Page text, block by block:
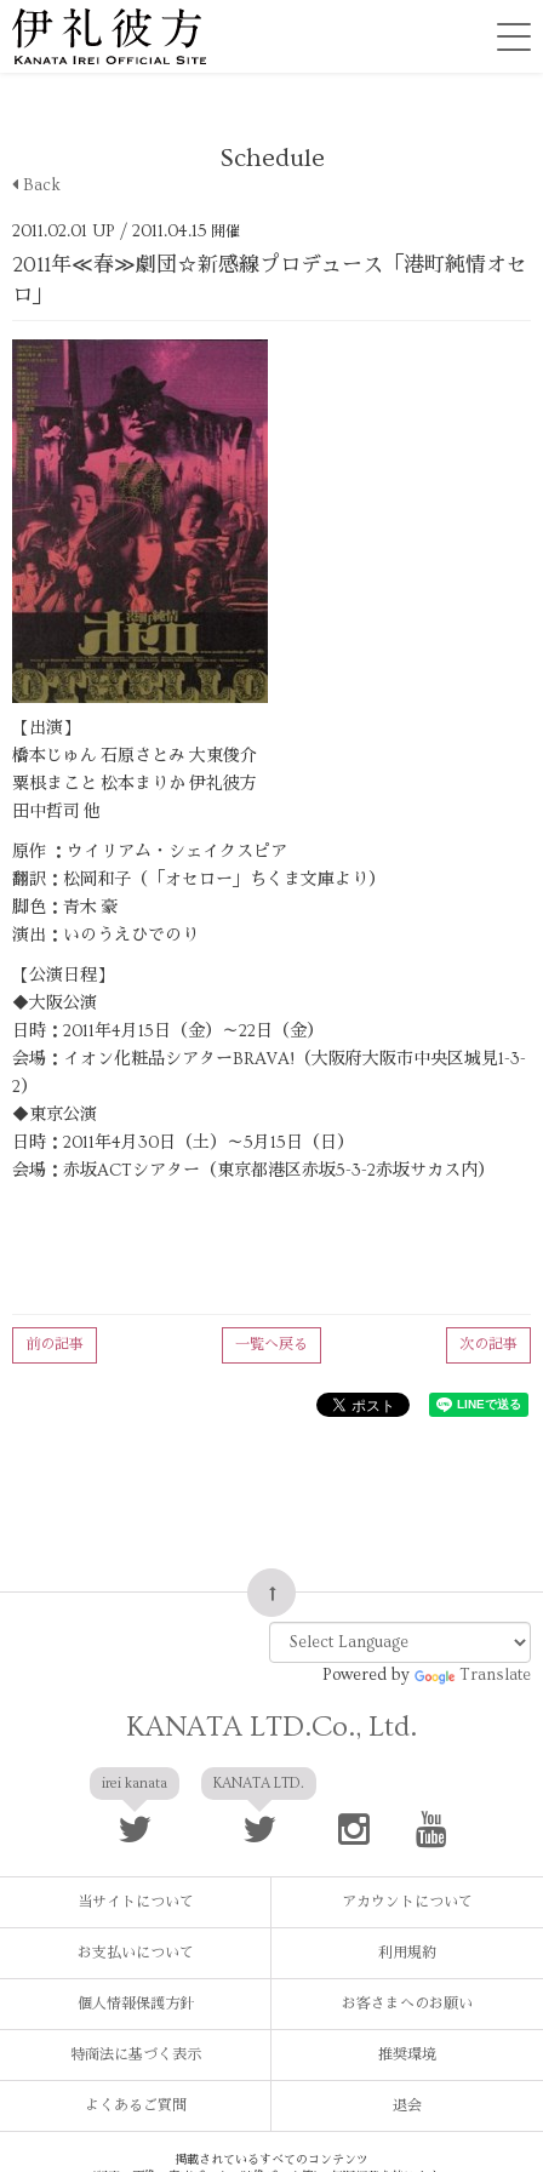
Schedule
Back
2011.02.01 UP / 2011.04.15 開催
2011年≪春≫劇団☆新感線プロデュース「港町純情オセ
ロ」
【出演】
橋本じゅん 石原さとみ 大東俊介
粟根まこと 松本まりか 伊礼彼方
田中哲司 他
原作 ：ウイリアム・シェイクスピア
翻訳：松岡和子（「オセロー」ちくま文庫より）
脚色：青木 豪
演出：いのうえひでのり
【公演日程】
◆大阪公演
日時：2011年4月15日（金）～22日（金）
会場：イオン化粧品シアターBRAVA!（大阪府大阪市中央区城見1-3-
2）
◆東京公演
日時：2011年4月30日（土）～5月15日（日）
会場：赤坂ACTシアター（東京都港区赤坂5-3-2赤坂サカス内）
次の記事
一覧へ戻る
前の記事
Powered by Translate
KANATA LTD.Co., Ltd.
irei kanata KANATA LTD.
当サイトについて アカウントについて
お支払いについて 利用規約
個人情報保護方針 お客さまへのお願い
特商法に基づく表示 推奨環境
よくあるご質問 退会
掲載されているすべてのコンテンツ